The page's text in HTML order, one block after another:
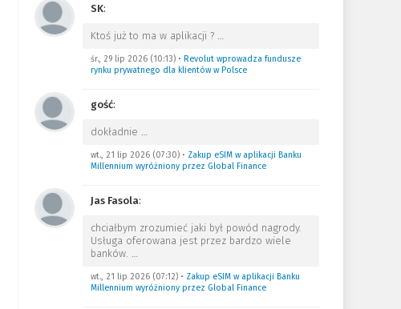
SK:
Ktoś już to ma w aplikacji ? …
śr., 29 lip 2026 (10:13)• Revolut wprowadza fundusze
rynku prywatnego dla klientów w Polsce
gość:
dokładnie …
wt., 21 lip 2026 (07:30)• Zakup eSIM w aplikacji Banku
Millennium wyróżniony przez Global Finance
Jas Fasola:
chciałbym zrozumieć jaki był powód nagrody.
Usługa oferowana jest przez bardzo wiele
banków. …
wt., 21 lip 2026 (07:12)• Zakup eSIM w aplikacji Banku
Millennium wyróżniony przez Global Finance